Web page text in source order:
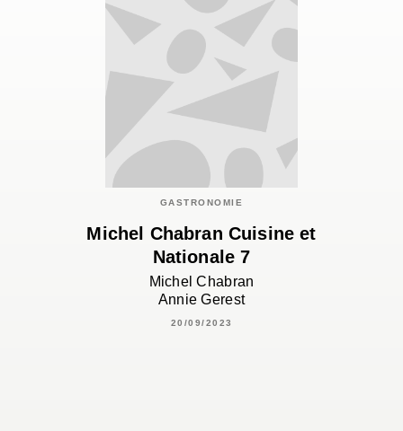
GASTRONOMIE
Michel Chabran Cuisine et
Nationale 7
Michel Chabran
Annie Gerest
20/09/2023